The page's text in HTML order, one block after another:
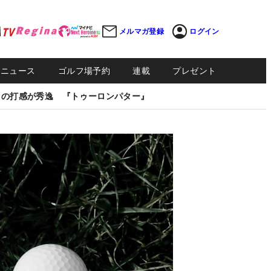
メルマガ登録 ログイン
ュース ゴルフ場予約 連載 プレゼント
打感が秀逸 『トゥーロンパター』